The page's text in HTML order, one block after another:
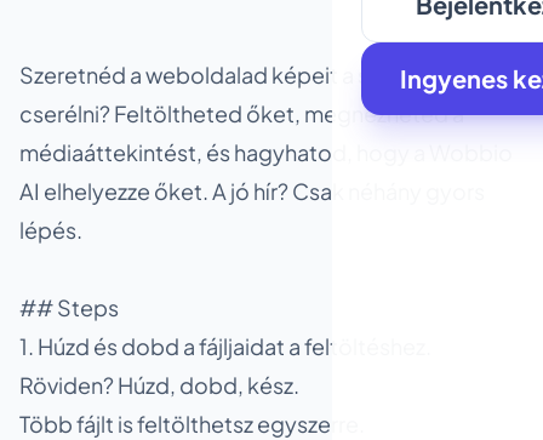
Ingyenes
Szeretnéd a weboldalad képeit a sajátjaidra
cserélni? Feltöltheted őket, megnézheted a
médiaáttekintést, és hagyhatod, hogy a Wobbio
AI elhelyezze őket. A jó hír? Csak néhány gyors
lépés.
## Steps
1. Húzd és dobd a fájljaidat a feltöltéshez.
Röviden? Húzd, dobd, kész.
Több fájlt is feltölthetsz egyszerre.